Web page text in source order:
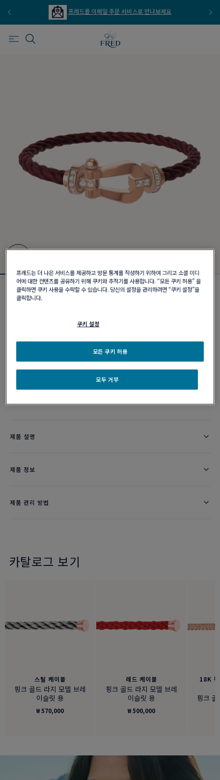
프레드를 이메일 주문 서비스로 만나보세요
포스텐 브레이슬릿
커스터마이즈
제품 설명
제품 정보
제품 관리 방법
카탈로그 보기
스틸 케이블
핑크 골드 라지 모델 브레
이슬릿 용
₩ 570,000
레드 케이블
핑크 골드 라지 모델 브레
이슬릿 용
₩ 500,000
18K
핑크
프레드는 더 나은 서비스를 제공하고 방문 통계를 작성하기 위하여 그리고 소셜 미디
어에 대한 컨텐츠를 공유하기 위해 쿠키와 추적기를 사용합니다. “모든 쿠키 허용” 을
클릭하면 쿠키 사용을 수락할 수 있습니다. 당신의 설정을 관리하려면 “쿠키 설정”을
클릭합니다.
쿠키 설정
모두 거부
모든 쿠키 허용